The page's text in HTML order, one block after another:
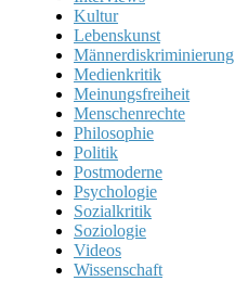
Kultur
Lebenskunst
Männerdiskriminierung
Medienkritik
Meinungsfreiheit
Menschenrechte
Philosophie
Politik
Postmoderne
Psychologie
Sozialkritik
Soziologie
Videos
Wissenschaft